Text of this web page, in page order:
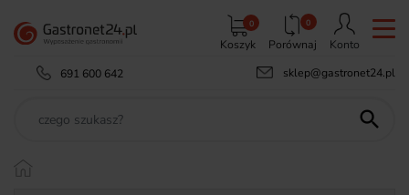
Koszyk
0 0
Porównaj
Konto
691 600 642
sklep@gastronet24.pl
